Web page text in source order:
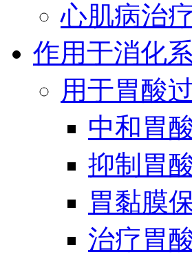
心肌病治
作用于消化
用于胃酸
中和胃
抑制胃
胃黏膜
治疗胃